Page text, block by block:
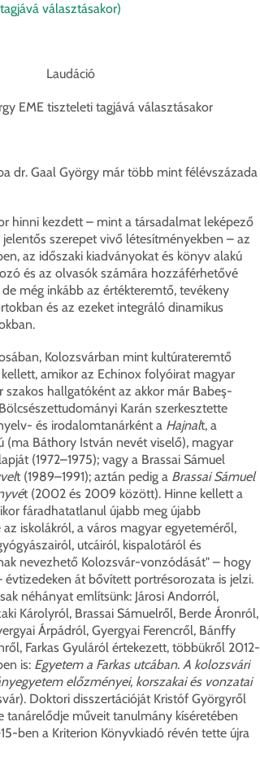
választásakor)
Laudáció
EME tiszteleti tagjává választásakor
dr. Gaal György már több mint félévszázada
hinni kezdett – mint a társadalmat leképező
szerepet vivő létesítményekben – az
az időszaki kiadványokat és könyv alakú
és az olvasók számára hozzáférhetővé
még inkább az értékteremtő, tevékeny
és az ezeket integráló dinamikus
Kolozsvárban mint kultúrateremtő
amikor az Echinox folyóirat magyar
hallgatóként az akkor már Babeş-
Karán szerkesztette
és irodalomtanárként a Hajnalt, a
(ma Báthory István nevét viselő), magyar
(1972–1975); vagy a Brassai Sámuel
t (1989–1991); aztán pedig a Brassai Sámuel
t (2002 és 2009 között). Hinne kellett a
fáradhatatlanul újabb meg újabb
iskolákról, a város magyar egyeteméről,
utcáiról, kispalotáról és
nevezhető Kolozsvár-vonzódását" – hogy
évtizedeken át bővített portrésorozata is jelzi.
néhányat említsünk: Járosi Andorról,
Károlyról, Brassai Sámuelről, Berde Áronról,
Árpádról, Gyergyai Ferencről, Bánffy
Farkas Gyuláról értekezett, többükről 2012-
is: Egyetem a Farkas utcában. A kolozsvári
előzményei, korszakai és vonzatai
Doktori disszertációját Kristóf Györgyről
tanárelődje műveit tanulmány kíséretében
ben a Kriterion Könyvkiadó révén tette újra